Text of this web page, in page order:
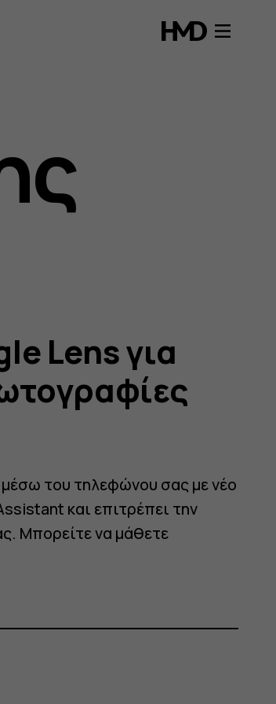
Lens για
του τηλεφώνου σας με νέο
και επιτρέπει την
Μπορείτε να μάθετε